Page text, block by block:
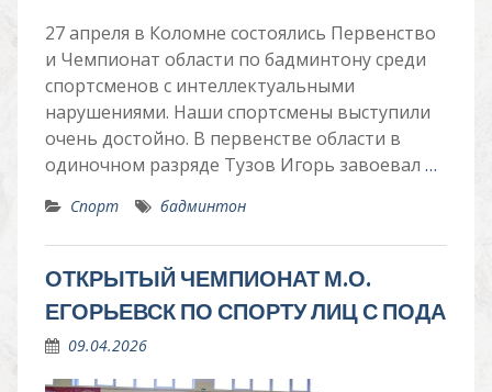
27 апреля в Коломне состоялись Первенство
и Чемпионат области по бадминтону среди
спортсменов с интеллектуальными
нарушениями. Наши спортсмены выступили
очень достойно. В первенстве области в
одиночном разряде Тузов Игорь завоевал …
Спорт бадминтон
ОТКРЫТЫЙ ЧЕМПИОНАТ М.О.
ЕГОРЬЕВСК ПО СПОРТУ ЛИЦ С ПОДА
09.04.2026